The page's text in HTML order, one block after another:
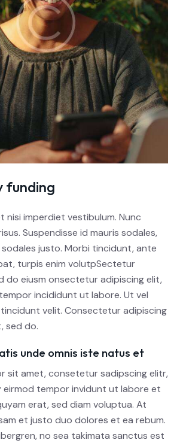
funding
nisi imperdiet vestibulum. Nunc
Suspendisse id mauris sodales,
justo. Morbi tincidunt, ante
turpis enim volutpSectetur
do eiusm onsectetur adipiscing elit,
incididunt ut labore. Ut vel
velit. Consectetur adipiscing
sed do.
unde omnis iste natus et
sit amet, consetetur sadipscing elitr,
eirmod tempor invidunt ut labore et
erat, sed diam voluptua. At
et justo duo dolores et ea rebum.
no sea takimata sanctus est